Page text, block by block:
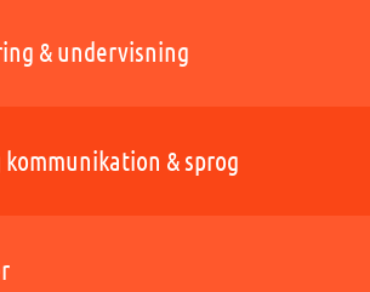
& undervisning
& sprog